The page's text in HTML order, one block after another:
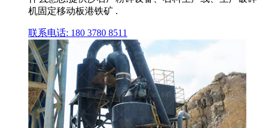
机固定移动板港铁矿 .
联系电话: 180 3780 8511